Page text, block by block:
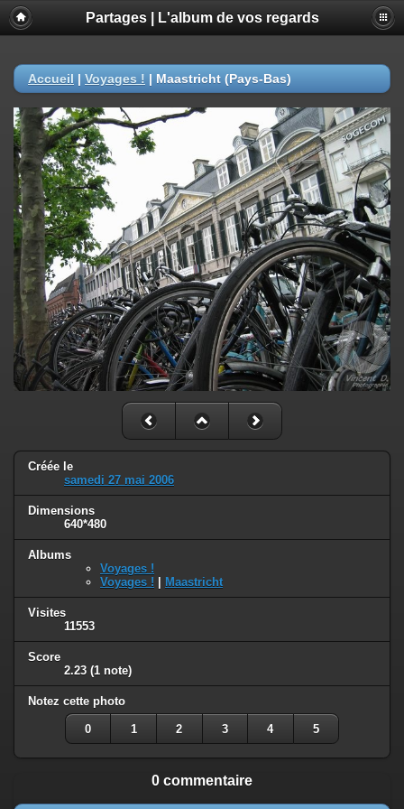
Partages | L'album de vos regards
Accueil | Voyages ! | Maastricht (Pays-Bas)
Créée le
samedi 27 mai 2006
Dimensions
640*480
Albums
Voyages !
Voyages !
Maastricht
Visites
11553
Score
2.23 (1 note)
Notez cette photo
0 1 2 3 4 5
0 commentaire